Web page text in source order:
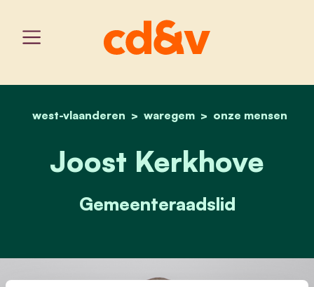
home
west-vlaanderen waregem onze mensen
joost kerkhove
Joost Kerkhove
Gemeenteraadslid